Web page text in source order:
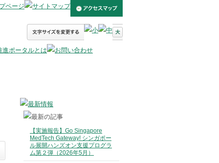
【実施報告】Go Singapore
MedTech Gateway! シンガポー
ル展開ハンズオン支援プログラ
ム第２弾（2026年5月）